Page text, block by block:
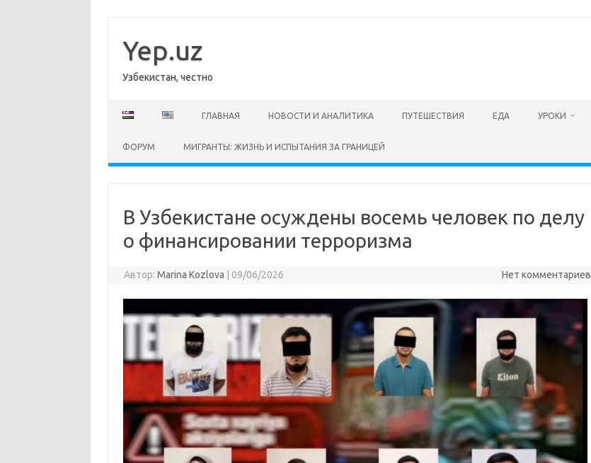
содержимому
Yep.uz
Узбекистан, честно
ГЛАВНАЯ НОВОСТИ И АНАЛИТИКА ПУТЕШЕСТВИЯ ЕДА УРОКИ
ФОРУМ МИГРАНТЫ: ЖИЗНЬ И ИСПЫТАНИЯ ЗА ГРАНИЦЕЙ
В Узбекистане осуждены восемь человек по делу
о финансировании терроризма
Автор: Marina Kozlova 09/06/2026 Нет комментариев